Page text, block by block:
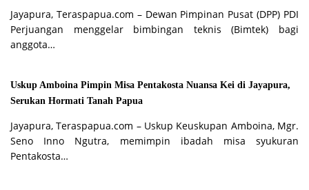
Jayapura, Teraspapua.com – Dewan Pimpinan Pusat (DPP) PDI
Perjuangan menggelar bimbingan teknis (Bimtek) bagi
anggota…
Uskup Amboina Pimpin Misa Pentakosta Nuansa Kei di Jayapura,
Serukan Hormati Tanah Papua
Jayapura, Teraspapua.com – Uskup Keuskupan Amboina, Mgr.
Seno Inno Ngutra, memimpin ibadah misa syukuran
Pentakosta…